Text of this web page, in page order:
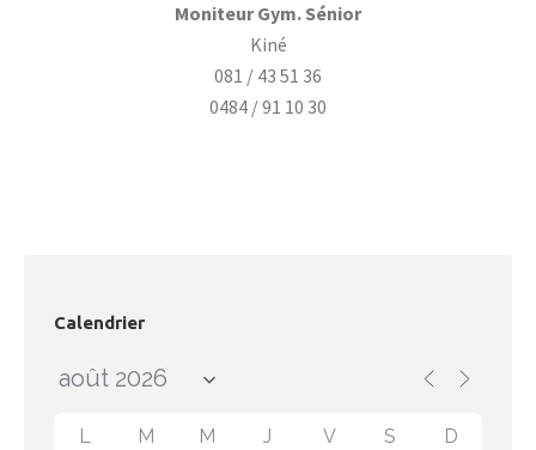
Moniteur Gym. Sénior
Kiné
081 / 43 51 36
0484 / 91 10 30
Calendrier
L M M J V S D